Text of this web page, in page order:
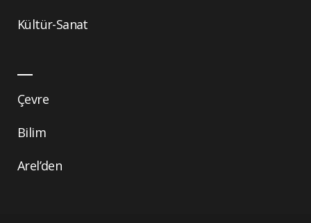
Kültür-Sanat
Çevre
Bilim
Arel’den